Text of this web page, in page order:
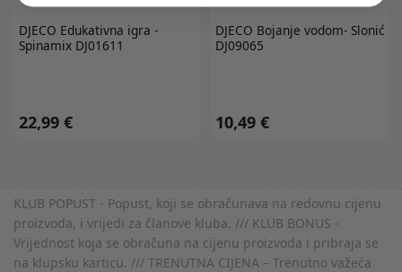
DJECO Edukativna igra -
Spinamix DJ01611
22,99 €
DJECO Bojanje vodom- Slonić
DJ09065
10,49 €
KLUB POPUST - Popust, koji se obračunava na redovnu cijenu
proizvoda, i vrijedi za članove kluba. /// KLUB BONUS -
Vrijednost koja se obračuna na cijenu proizvoda i pribraja se
na klupsku karticu. /// TRENUTNA CIJENA – Trenutno važeća